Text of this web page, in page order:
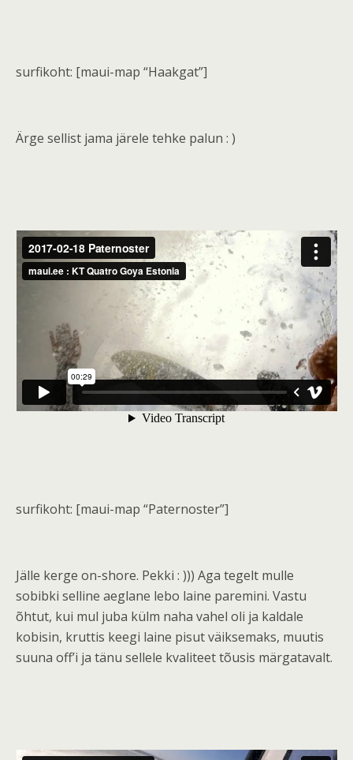
surfikoht: [maui-map “Haakgat”]
Ärge sellist jama järele tehke palun : )
surfikoht: [maui-map “Paternoster”]
Jälle kerge on-shore. Pekki : ))) Aga tegelt mulle
sobibki selline aeglane lebo laine paremini. Vastu
õhtut, kui mul juba külm naha vahel oli ja kaldale
kobisin, kruttis keegi laine pisut väiksemaks, muutis
suuna off’i ja tänu sellele kvaliteet tõusis märgatavalt.